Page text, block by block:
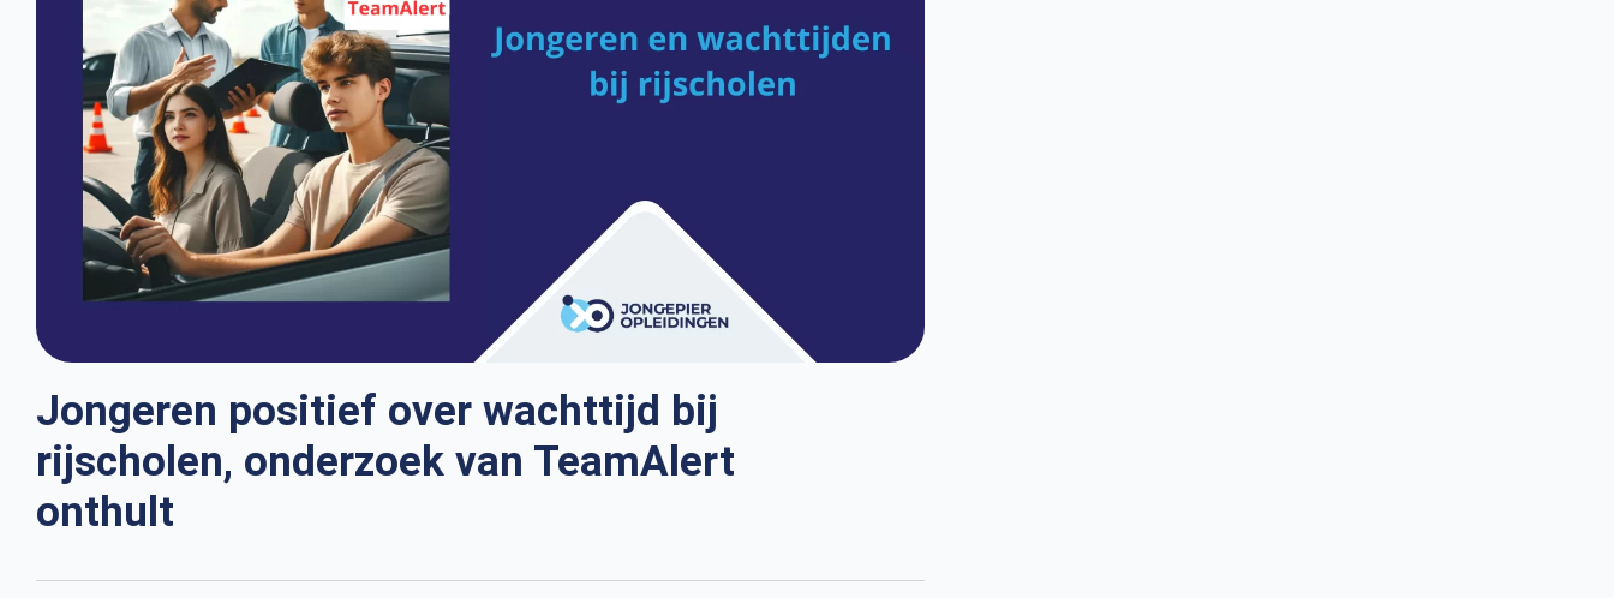
Jongeren positief over wachttijd bij
rijscholen, onderzoek van TeamAlert
onthult